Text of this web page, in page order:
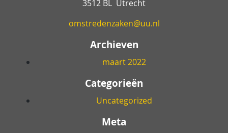
3512 BL Utrecht
omstredenzaken@uu.nl
Archieven
maart 2022
Categorieën
Uncategorized
Meta